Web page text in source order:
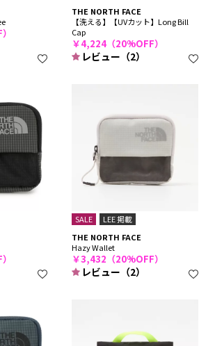
THE NORTH FACE
【洗える】【UVカット】Long Bill
Cap
￥4,224（20%OFF）
レビュー（2）
SALE
LEE 掲載
THE NORTH FACE
Hazy Wallet
￥3,432（20%OFF）
レビュー（2）